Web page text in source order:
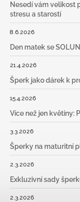
Nesedí vám velikost
stresu a starostí
8.6.2026
Den matek se
21.4.2026
Šperk jako dárek k
15.4.2026
Více než jen květiny:
3.3.2026
Šperky na maturitní
2.3.2026
Exkluzivní sady
2.3.2026